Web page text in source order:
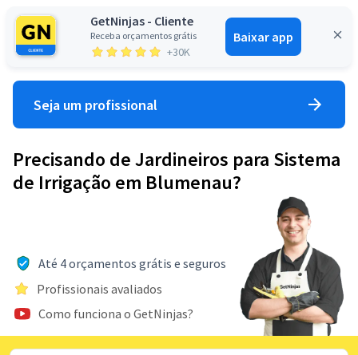
GetNinjas - Cliente
Receba orçamentos grátis
+30K
Baixar app
Entrar
Seja um profissional
Precisando de Jardineiros para Sistema
de Irrigação em Blumenau?
Até 4 orçamentos grátis e seguros
Profissionais avaliados
Como funciona o GetNinjas?